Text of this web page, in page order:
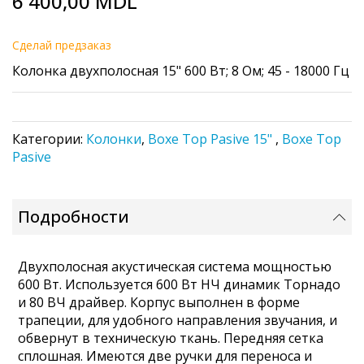
beginning
of
the
images
Cделай предзаказ
Колонка двухполосная 15" 600 Вт; 8 Ом; 45 - 18000 Гц
Категории: Колонки, Boxe Top Pasive 15" , Boxe Top
Pasive
Подробности
Двухполосная акустическая система мощностью
600 Вт. Используется 600 Вт НЧ динамик Торнадо
и 80 ВЧ драйвер. Корпус выполнен в форме
трапеции, для удобного направления звучания, и
обвернут в техническую ткань. Передняя сетка
сплошная. Имеются две ручки для переноса и